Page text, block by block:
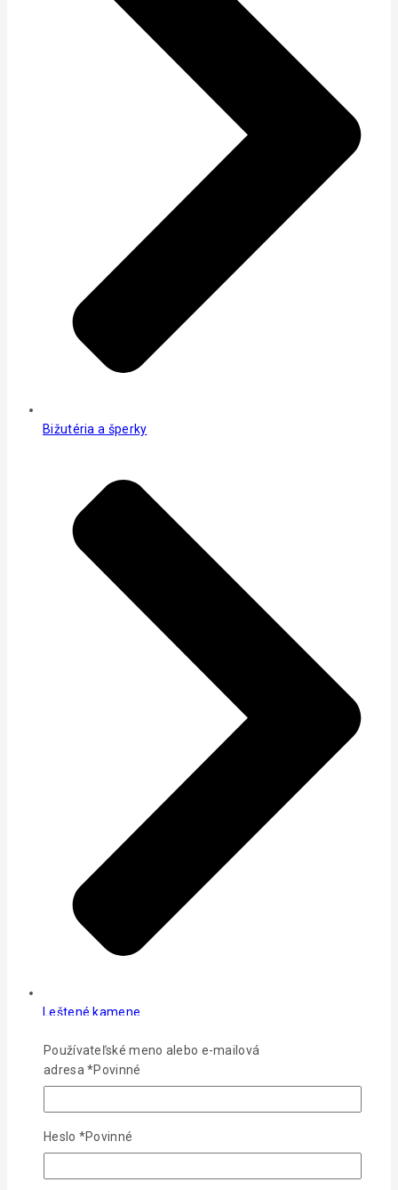
Bižutéria a šperky
Leštené kamene
Používateľské meno alebo e-mailová
adresa*Povinné
Heslo *Povinné